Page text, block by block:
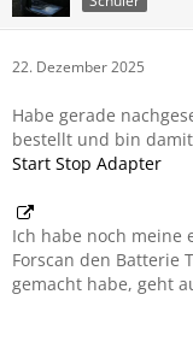
22. Dezember 2025
Habe gerade
bestellt und bin
Start Stop Adapter
Ich habe noch meine
Forscan den Batterie
gemacht habe, geht